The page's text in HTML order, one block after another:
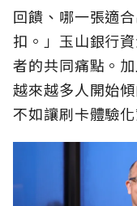
回饋、哪一張適
扣。」玉山銀行
者的共同痛點。
越來越多人開始
不如讓刷卡體驗化